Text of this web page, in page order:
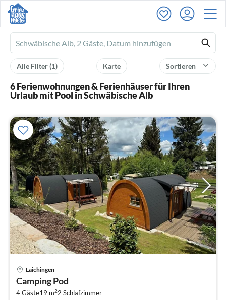
Ferienhausmiete
logo
Sortieren
Karte
Alle Filter(1)
6 Ferienwohnungen & Ferienhäuser für Ihren
Urlaub mit Pool in Schwäbische Alb
Laichingen
Camping Pod
4 Gäste19 m22 Schlafzimmer